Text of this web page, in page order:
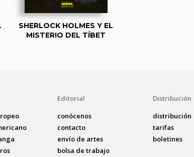
SHERLOCK HOLMES Y EL
MISTERIO DEL TÍBET
Editorial
conócenos
contacto
envío de artes
bolsa de trabajo
Distribución
distribución
tarifas
boletines